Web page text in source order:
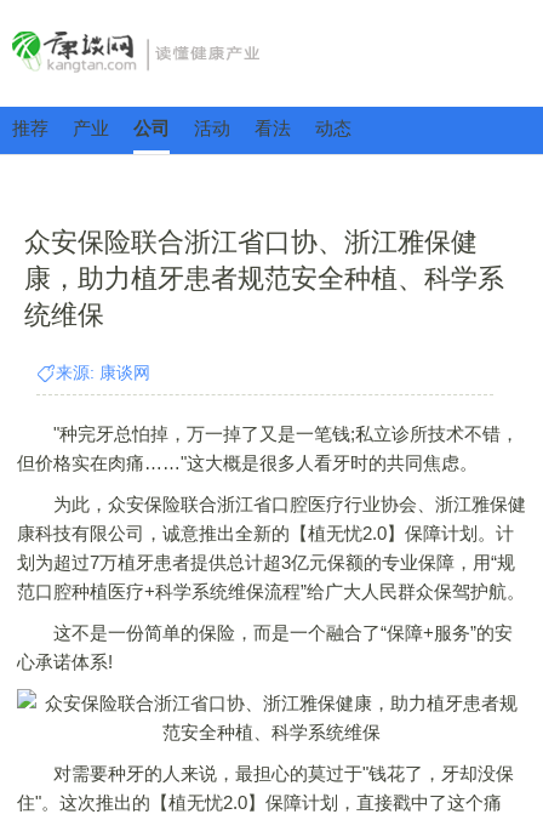
推荐 产业 公司 活动 看法 动态
众安保险联合浙江省口协、浙江雅保健
康，助力植牙患者规范安全种植、科学系
统维保
来源: 康谈网
"种完牙总怕掉，万一掉了又是一笔钱;私立诊所技术不错，
但价格实在肉痛……"这大概是很多人看牙时的共同焦虑。
为此，众安保险联合浙江省口腔医疗行业协会、浙江雅保健
康科技有限公司，诚意推出全新的【植无忧2.0】保障计划。计
划为超过7万植牙患者提供总计超3亿元保额的专业保障，用“规
范口腔种植医疗+科学系统维保流程”给广大人民群众保驾护航。
这不是一份简单的保险，而是一个融合了“保障+服务”的安
心承诺体系!
对需要种牙的人来说，最担心的莫过于"钱花了，牙却没保
住"。这次推出的【植无忧2.0】保障计划，直接戳中了这个痛